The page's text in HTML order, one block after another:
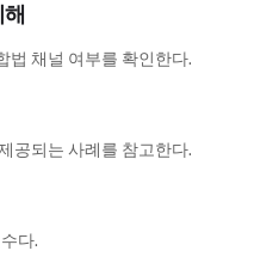
법 채널 여부를 확인한다.
공되는 사례를 참고한다.
다.